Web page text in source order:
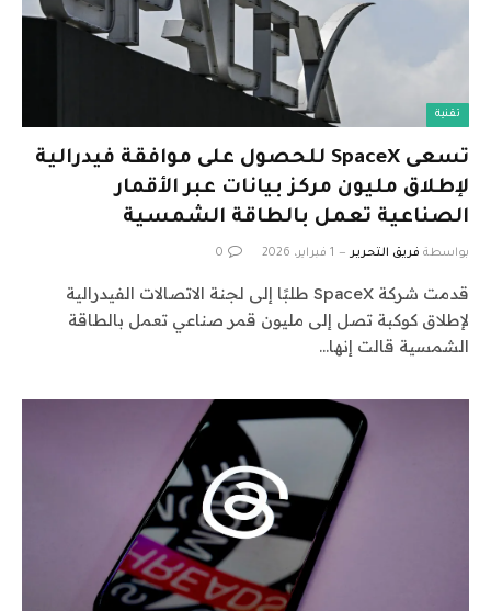
تقنية
تسعى SpaceX للحصول على موافقة فيدرالية
لإطلاق مليون مركز بيانات عبر الأقمار
الصناعية تعمل بالطاقة الشمسية
بواسطة فريق التحرير 1 فبراير، 2026 0
قدمت شركة SpaceX طلبًا إلى لجنة الاتصالات الفيدرالية
لإطلاق كوكبة تصل إلى مليون قمر صناعي تعمل بالطاقة
الشمسية قالت إنها…